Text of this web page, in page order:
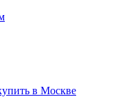
в Москве